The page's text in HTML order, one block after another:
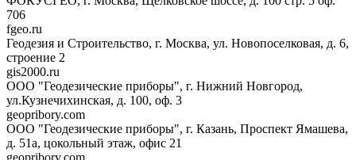
706
fgeo.ru
Геодезия и Строительство, г. Москва, ул. Новопоселковая, д. 6,
строение 2
gis2000.ru
ООО "Геодезические приборы", г. Нижний Новгород,
ул.Кузнечихинская, д. 100, оф. 3
geopribory.com
ООО "Геодезические приборы", г. Казань, Проспект Ямашева,
д. 51а, цокольный этаж, офис 21